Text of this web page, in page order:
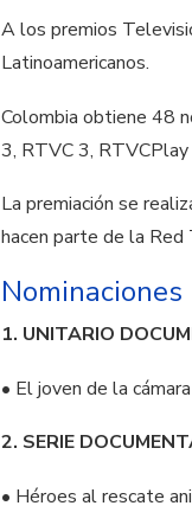
A los premios
Latinoamericanos.
Colombia obtiene 48
3, RTVC 3,
La premiación se
hacen parte de la
Nominaciones
1. UNITARIO
• El joven de la
2. SERIE
• Héroes al rescate